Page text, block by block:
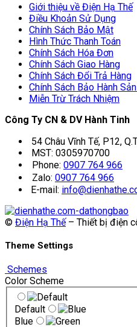
Giới thiệu về Điện Hạ Thế
Điều Khoản Sử Dụng
Chính Sách Bảo Mật
Hình Thức Thanh Toán
Chính Sách Hóa Đơn
Chính Sách Giao Hàng
Chính Sách Đổi Trả Hàng
Chính Sách Bảo Hành
Miễn Trừ Trách Nhiệm
Công Ty CN & DV Hành Tinh
54 Châu Vĩnh Tế, P12,
MST: 0305970700
Phone: 0907 764 966
Zalo: 0907 764 966
E-mail:
© Điện Hạ Thế– Thiết bị điện
Theme Settings
Schemes
Color Scheme
Default
Blue